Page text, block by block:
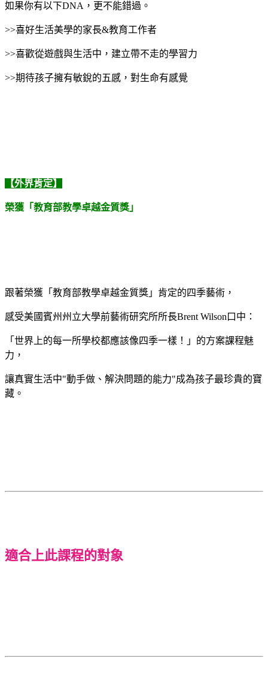
如果你有以下DNA，更不能錯過。
>>喜好生活美學的家長&教育工作者
>>喜歡從遊戲與生活中，建立帶不走的學習力
>>期待孩子擁有敏銳的五感，對生命有感覺
【外界肯定】
榮獲「教育部教學卓越金質獎」
跟著榮獲「教育部教學卓越金質獎」肯定的四季藝術，
感受美國賓州州立大學前藝術研究所所長Brent Wilson口中：
「世界上的每一所學校都應該像四季一樣！」的方案課程魅
力，
讓真實生活中"動手做、解決問題的能力"成為孩子最珍貴的寶
藏。
適合上此課程的對象